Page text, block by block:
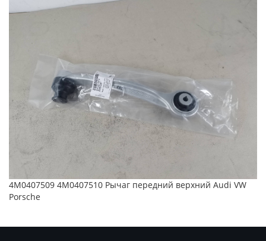
97034105404 97034105304 Рычаг нижний передний Porsche
Panamera